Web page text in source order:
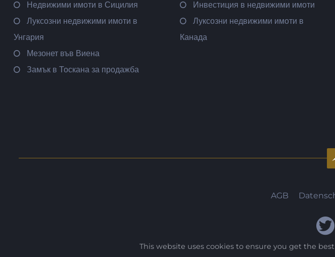
Недвижими имоти в Сицилия
Луксозни недвижими имоти в
Унгария
Мезонет във Виена
Замък в Тоскана за продажба
Инвестиция в недвижими имоти
Луксозни недвижими имоти в
Канада
AGB
This website uses cookies to ensure you get the